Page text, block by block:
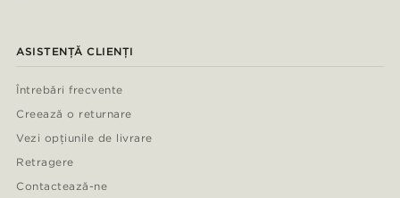
ASISTENȚĂ CLIENȚI
Întrebări frecvente
Creează o returnare
Vezi opțiunile de livrare
Retragere
Contactează-ne